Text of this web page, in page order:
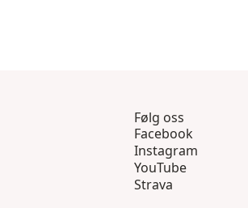
Følg oss
Facebook
Instagram
YouTube
Strava